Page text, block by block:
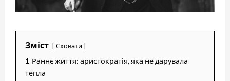
Зміст Сховати
1 Раннє життя: аристократія, яка не дарувала
тепла